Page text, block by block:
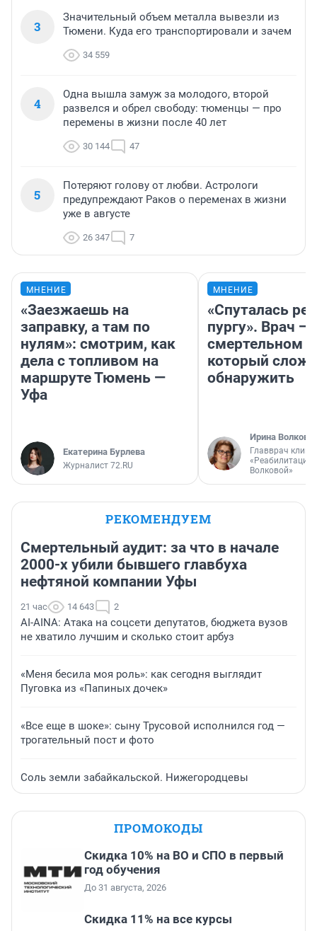
3
Значительный объем металла вывезли из
Тюмени. Куда его транспортировали и зачем
34 559
4
Одна вышла замуж за молодого, второй
развелся и обрел свободу: тюменцы — про
перемены в жизни после 40 лет
30 144 47
5
Потеряют голову от любви. Астрологи
предупреждают Раков о переменах в жизни
уже в августе
26 347 7
МНЕНИЕ
«Заезжаешь на
заправку, а там по
нулям»: смотрим, как
дела с топливом на
маршруте Тюмень —
Уфа
Екатерина Бурлева
Журналист 72.RU
МНЕНИЕ
«Спуталась
пургу». Врач —
смертельном
который
обнаружить
Ирина Волкова
Главврач
«Реабилитация
Волковой»
РЕКОМЕНДУЕМ
Смертельный аудит: за что в начале
2000-х убили бывшего главбуха
нефтяной компании Уфы
21 час 14 643 2
AI-AINA: Атака на соцсети депутатов, бюджета вузов
не хватило лучшим и сколько стоит арбуз
«Меня бесила моя роль»: как сегодня выглядит
Пуговка из «Папиных дочек»
«Все еще в шоке»: сыну Трусовой исполнился год —
трогательный пост и фото
Соль земли забайкальской. Нижегородцевы
ПРОМОКОДЫ
Скидка 10% на ВО и СПО в первый
год обучения
До 31 августа, 2026
Скидка 11% на все курсы